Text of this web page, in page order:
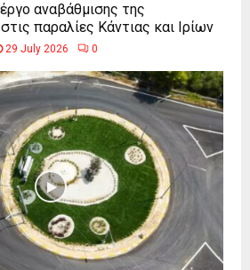
αναβάθμισης της
παραλίες Κάντιας και Ιρίων
29 July 2026 0